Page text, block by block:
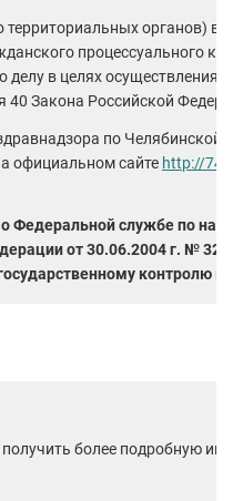
органов) в
процессуального
в целях осуществления
40 Закона Российской
по Челябинской
официальном сайте http://
Федеральной службе по
от 30.06.2004 г. №
контролю
более подробную